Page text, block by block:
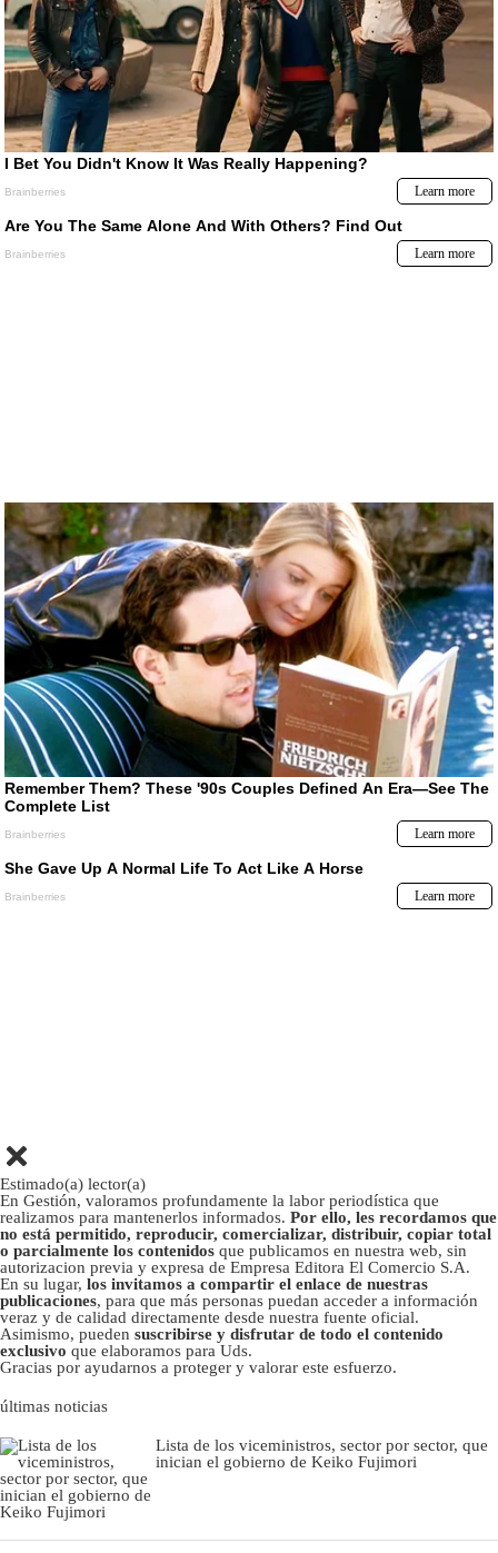
Estimado(a) lector(a)
En Gestión, valoramos profundamente la labor periodística que
realizamos para mantenerlos informados. Por ello, les recordamos que
no está permitido, reproducir, comercializar, distribuir, copiar total
o parcialmente los contenidos que publicamos en nuestra web, sin
autorizacion previa y expresa de Empresa Editora El Comercio S.A.
En su lugar, los invitamos a compartir el enlace de nuestras
publicaciones, para que más personas puedan acceder a información
veraz y de calidad directamente desde nuestra fuente oficial.
Asimismo, pueden suscribirse y disfrutar de todo el contenido
exclusivo que elaboramos para Uds.
Gracias por ayudarnos a proteger y valorar este esfuerzo.
últimas noticias
Lista de los viceministros, sector por sector, que
inician el gobierno de Keiko Fujimori